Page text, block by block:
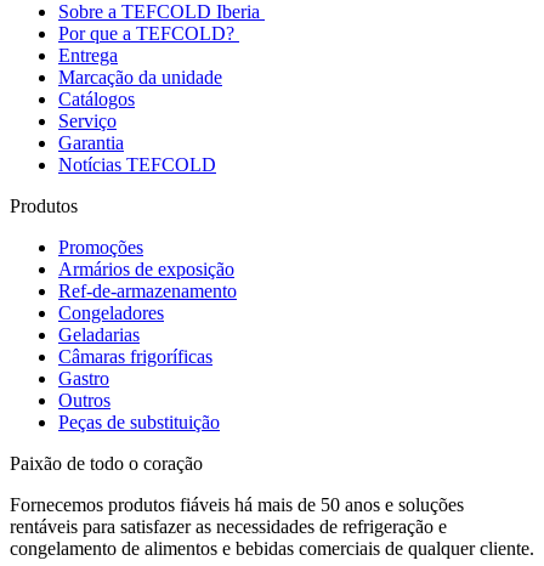
Sobre a TEFCOLD Iberia
Por que a TEFCOLD?
Entrega
Marcação da unidade
Catálogos
Serviço
Garantia
Notícias TEFCOLD
Produtos
Promoções
Armários de exposição
Ref-de-armazenamento
Congeladores
Geladarias
Câmaras frigoríficas
Gastro
Outros
Peças de substituição
Paixão de todo o coração
Fornecemos produtos fiáveis há mais de 50 anos e soluções
rentáveis para satisfazer as necessidades de refrigeração e
congelamento de alimentos e bebidas comerciais de qualquer cliente.